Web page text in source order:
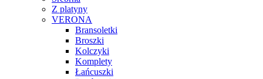
Z platyny
VERONA
Bransoletki
Broszki
Kolczyki
Komplety
Łańcuszki